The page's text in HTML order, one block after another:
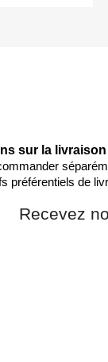
sur la livraison
préférentiels de
Recevez